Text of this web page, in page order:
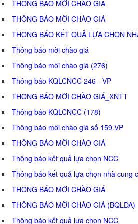
THÔNG BÁO MỜI CHÀO GIÁ
THÔNG BÁO MỜI CHÀO GIÁ
THÔNG BÁO KẾT QUẢ LỰA CHỌN
Thông báo mời chào giá
Thông báo mời chào giá (276)
Thông báo KQLCNCC 246 - VP
THÔNG BÁO MỜI CHÀO GIÁ_XNTT
Thông báo KQLCNCC (178)
Thông báo mời chào giá số 159.VP
THÔNG BÁO MỜI CHÀO GIÁ
Thông báo kết quả lựa chọn NCC
Thông báo kết quả lựa chọn nhà cung
THÔNG BÁO MỜI CHÀO GIÁ
THÔNG BÁO MỜI CHÀO GIÁ (BQLDA)
Thông báo kết quả lựa chọn NCC